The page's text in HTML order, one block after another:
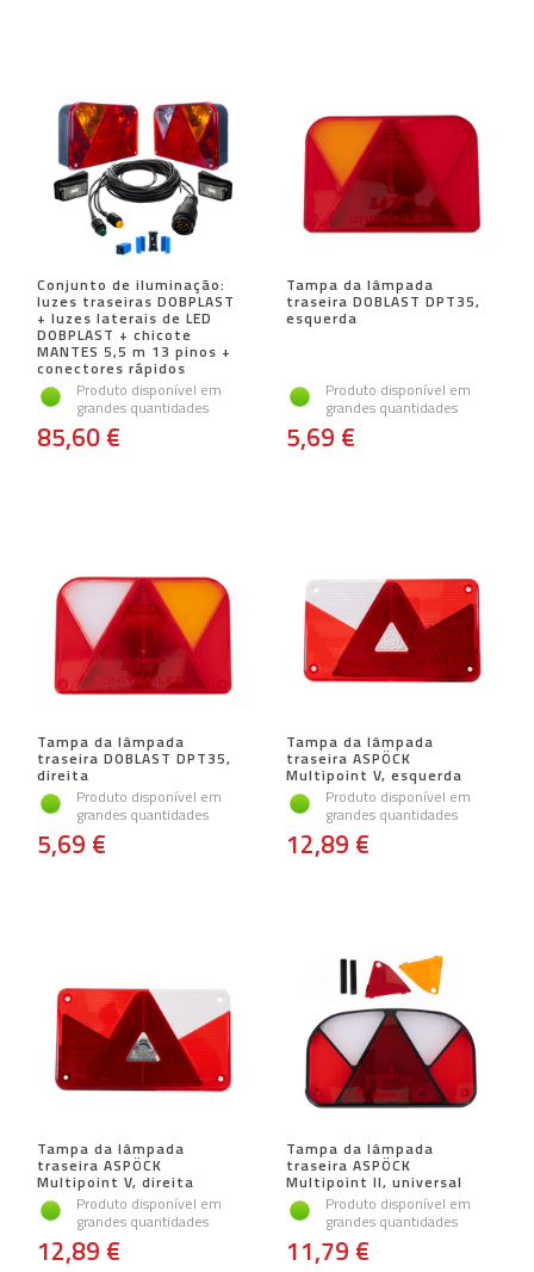
Conjunto de iluminação:
luzes traseiras DOBPLAST
+ luzes laterais de LED
DOBPLAST + chicote
MANTES 5,5 m 13 pinos +
conectores rápidos
Produto disponível em
grandes quantidades
85,60 €
Tampa da lâmpada
traseira DOBLAST DPT35,
esquerda
Produto disponível em
grandes quantidades
5,69 €
Tampa da lâmpada
traseira DOBLAST DPT35,
direita
Produto disponível em
grandes quantidades
5,69 €
Tampa da lâmpada
traseira ASPÖCK
Multipoint V, esquerda
Produto disponível em
grandes quantidades
12,89 €
Tampa da lâmpada
traseira ASPÖCK
Multipoint V, direita
Produto disponível em
grandes quantidades
12,89 €
Tampa da lâmpada
traseira ASPÖCK
Multipoint II, universal
Produto disponível em
grandes quantidades
11,79 €